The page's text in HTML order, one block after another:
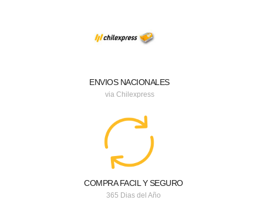
ENVIOS NACIONALES
via Chilexpress
COMPRA FACIL Y SEGURO
365 Dias del Año